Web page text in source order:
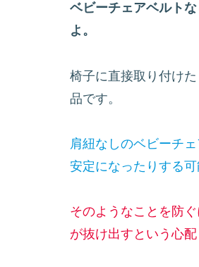
ベビーチェアベルト
よ。
椅子に直接取り付け
品です。
肩紐なしのベビーチ
安定になったりする可
そのようなことを防
が抜け出すという心配